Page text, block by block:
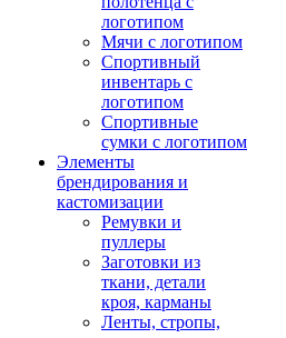
логотипом
Мячи с логотипом
Спортивный
инвентарь с
логотипом
Спортивные
сумки с логотипом
Элементы
брендирования и
кастомизации
Ремувки и
пуллеры
Заготовки из
ткани, детали
кроя, карманы
Ленты, стропы,